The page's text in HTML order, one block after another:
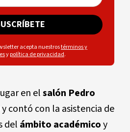
acepta nuestrostérminos y
ypolítica de privacidad.
en elsalón Pedro
y contó con la asistencia de
del ámbito académicoy